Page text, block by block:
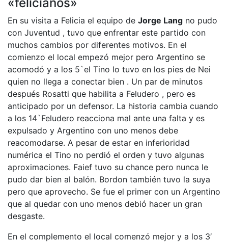
En su visita a Felicia el equipo de Jorge Lang no pudo
con Juventud , tuvo que enfrentar este partido con
muchos cambios por diferentes motivos. En el
comienzo el local empezó mejor pero Argentino se
acomodó y a los 5`el Tino lo tuvo en los pies de Nei
quien no llega a conectar bien . Un par de minutos
después Rosatti que habilita a Feludero , pero es
anticipado por un defensor. La historia cambia cuando
a los 14`Feludero reacciona mal ante una falta y es
expulsado y Argentino con uno menos debe
reacomodarse. A pesar de estar en inferioridad
numérica el Tino no perdió el orden y tuvo algunas
aproximaciones. Faief tuvo su chance pero nunca le
pudo dar bien al balón. Bordon también tuvo la suya
pero que aprovecho. Se fue el primer con un Argentino
que al quedar con uno menos debió hacer un gran
desgaste.
En el complemento el local comenzó mejor y a los 3′